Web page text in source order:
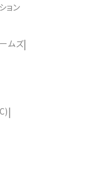
ョン
ムズ